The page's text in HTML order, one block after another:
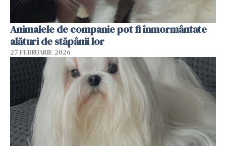
Animalele de companie pot fi înmormântate
alături de stăpânii lor
27 FEBRUARIE 2026